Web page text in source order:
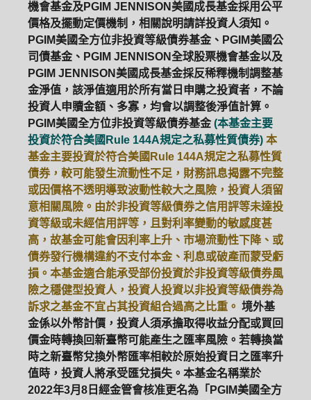
機會基金及PGIM JENNISON美國成長基金採用公平
價格及擺動定價機制，相關說明請詳投資人須知。
PGIM美國全方位非投資等級債券基金、PGIM美國公
司債基金、PGIM JENNISON全球股票機會基金以及
PGIM JENNISON美國成長基金採反稀釋機制調整基
金淨值，該淨值適用於所有當日申購之投資者，不論
投資人申贖金額、多寡，均會以調整後淨值計算。
PGIM美國全方位非投資等級債券基金 (本基金主要
投資於符合美國Rule 144A規定之私募性質債券) 本
基金主要投資於符合美國Rule 144A規定之私募性質
債券，較可能發生流動性不足，財務訊息揭露不完整
或因價格不透明導致波動性較大之風險，投資人須留
意相關風險。由於非投資等級債券之信用評等未達投
資等級或未經信用評等，且對利率變動的敏感度甚
高，故基金可能會因利率上升、市場流動性下降、或
債券發行機構違約不支付本金、利息或破產而蒙受虧
損。本基金適合能承受部份投資於非投資等級債券風
險之穩健型投資人，投資人投資以非投資等級債券為
訴求之基金不宜占其投資組合過高之比重。 境外基
金係以外幣計價，投資人須承擔取得收益分配或買回
價金時轉換回新臺幣可能產生之匯率風險。若轉換當
時之新臺幣兌換外幣匯率相較於原始投資日之匯率升
值時，投資人將承受匯兌損失。本基金名稱業於
2022年3月8日經金管會核准更名為「PGIM美國全方